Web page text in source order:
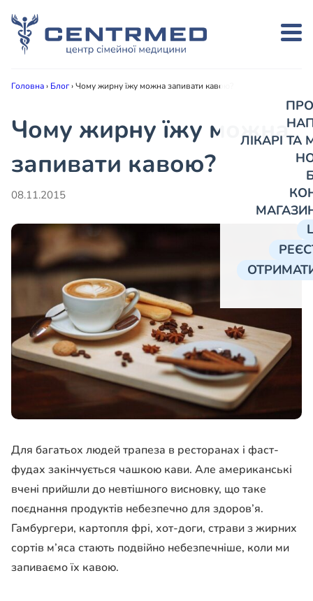
ЛІКАРІ
Головна› Блог›Чому жирну їжу можна запивати кавою?
Чому жирну їжу можна
запивати кавою?
08.11.2015
Для багатьох людей трапеза в ресторанах і фаст-
фудах закінчується чашкою кави. Але американські
вчені прийшли до невтішного висновку, що таке
поєднання продуктів небезпечно для здоров’я.
Гамбургери, картопля фрі, хот-доги, страви з жирних
сортів м’яса стають подвійно небезпечніше, коли ми
запиваємо їх кавою.